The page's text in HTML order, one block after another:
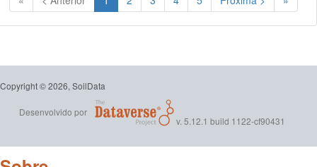
Copyright © 2026, SoilData
Desenvolvido por
v. 5.12.1 build 1122-cf90431